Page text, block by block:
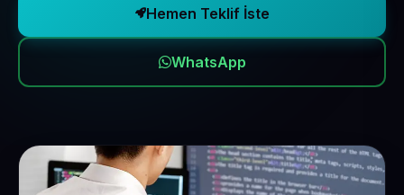
Hemen Teklif İste
WhatsApp